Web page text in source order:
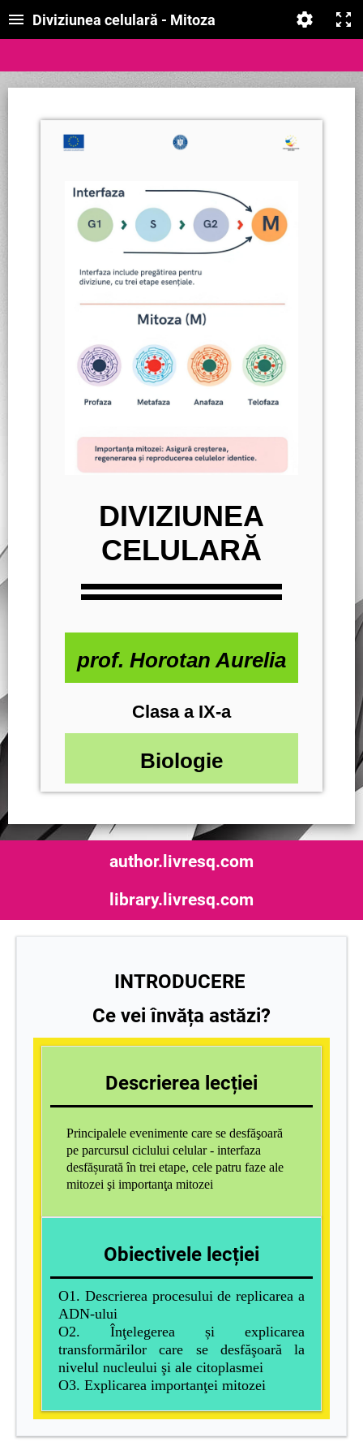
Diviziunea celulară - Mitoza
DIVIZIUNEA
CELULARĂ
prof. Horotan Aurelia
Clasa a IX-a
Biologie
author.livresq.com
library.livresq.com
INTRODUCERE
Ce vei învăța astăzi?
Descrierea lecției
Principalele evenimente care se desfăşoară
pe parcursul ciclului celular - interfaza
desfășurată în trei etape, cele patru faze ale
mitozei şi importanţa mitozei
Obiectivele lecției
O1. Descrierea procesului de replicarea a
ADN-ului
O2. Înţelegerea și explicarea
transformărilor care se desfăşoară la
nivelul nucleului şi ale citoplasmei
O3. Explicarea importanţei mitozei